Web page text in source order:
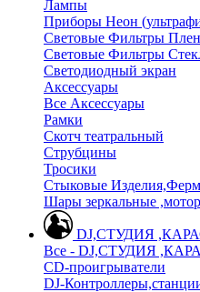
Лампы
Приборы Неон
Световые Фильтры
Световые Фильтры
Светодиодный экран
Аксессуары
Все Аксессуары
Рамки
Скотч театральный
Струбцины
Тросики
Стыковые
Шары зеркальные
DJ,СТУДИЯ
Все - DJ,СТУДИЯ
CD-проигрыватели
DJ-